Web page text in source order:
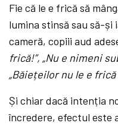
Fie că le e frică să
lumina stinsă sau să-și
cameră, copiii aud
frică!”, „Nu e nimeni
„Băiețeilor nu le e
Și chiar dacă intenția
încredere, efectul este